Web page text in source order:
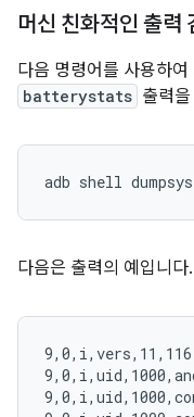
머신 친화적인 출력
다음 명령어를 사용하
batterystats 출력
다음은 출력의 예입니다.